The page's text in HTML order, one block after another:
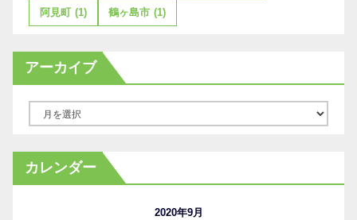
阿見町 (1) 鶴ヶ島市 (1)
アーカイブ
カ
イ
カレンダー
2020年9月